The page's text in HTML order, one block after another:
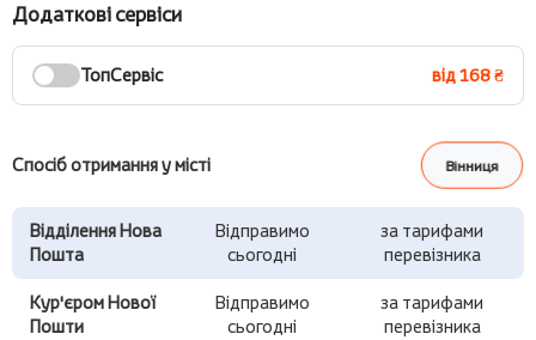
Додаткові сервіси
ТопСервіс від 168 ₴
Спосіб отримання у місті Вінниця
Відділення Нова
Пошта
Відправимо
сьогодні
за тарифами
перевізника
Кур'єром Нової
Пошти
Відправимо
сьогодні
за тарифами
перевізника